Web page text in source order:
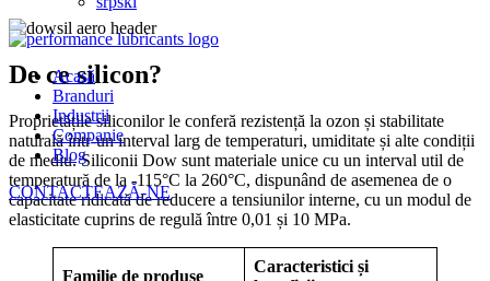
Acasă
Branduri
Industrii
Companie
Blog
CONTACTEAZĂ-NE
De ce silicon?
Proprietățile siliconilor le conferă rezistență la ozon și stabilitate
naturală într-un interval larg de temperaturi, umiditate și alte condiții
de mediu. Siliconii Dow sunt materiale unice cu un interval util de
temperatură de la -115°C la 260°C, dispunând de asemenea de o
capacitate ridicată de reducere a tensiunilor interne, cu un modul de
elasticitate cuprins de regulă între 0,01 și 10 MPa.
Familie de produse
Caracteristici și